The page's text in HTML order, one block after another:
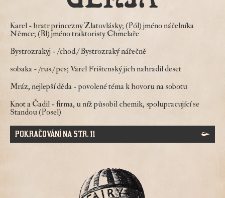
Karel - bratr princezny Zlatovlásky; (Pól) jméno náčelníka
Němce; (Bl) jméno traktoristy Chmelaře
Bystrozrakyj - /chod./ Bystrozraký nářečně
sobaka - /rus./ pes; Varel Frištenský jich nahradil deset
Mráz, nejlepší děda - povolené téma k hovoru na sobotu
Knot a Čadil - firma, u níž působil chemik, spolupracující se
Standou (Posel)
POKRAČOVÁNÍ NA STR. 11